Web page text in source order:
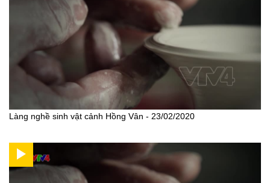
Làng nghề sinh vật cảnh Hồng Vân - 23/02/2020